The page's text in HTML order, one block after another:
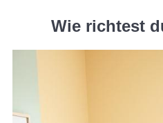
Wie richtest